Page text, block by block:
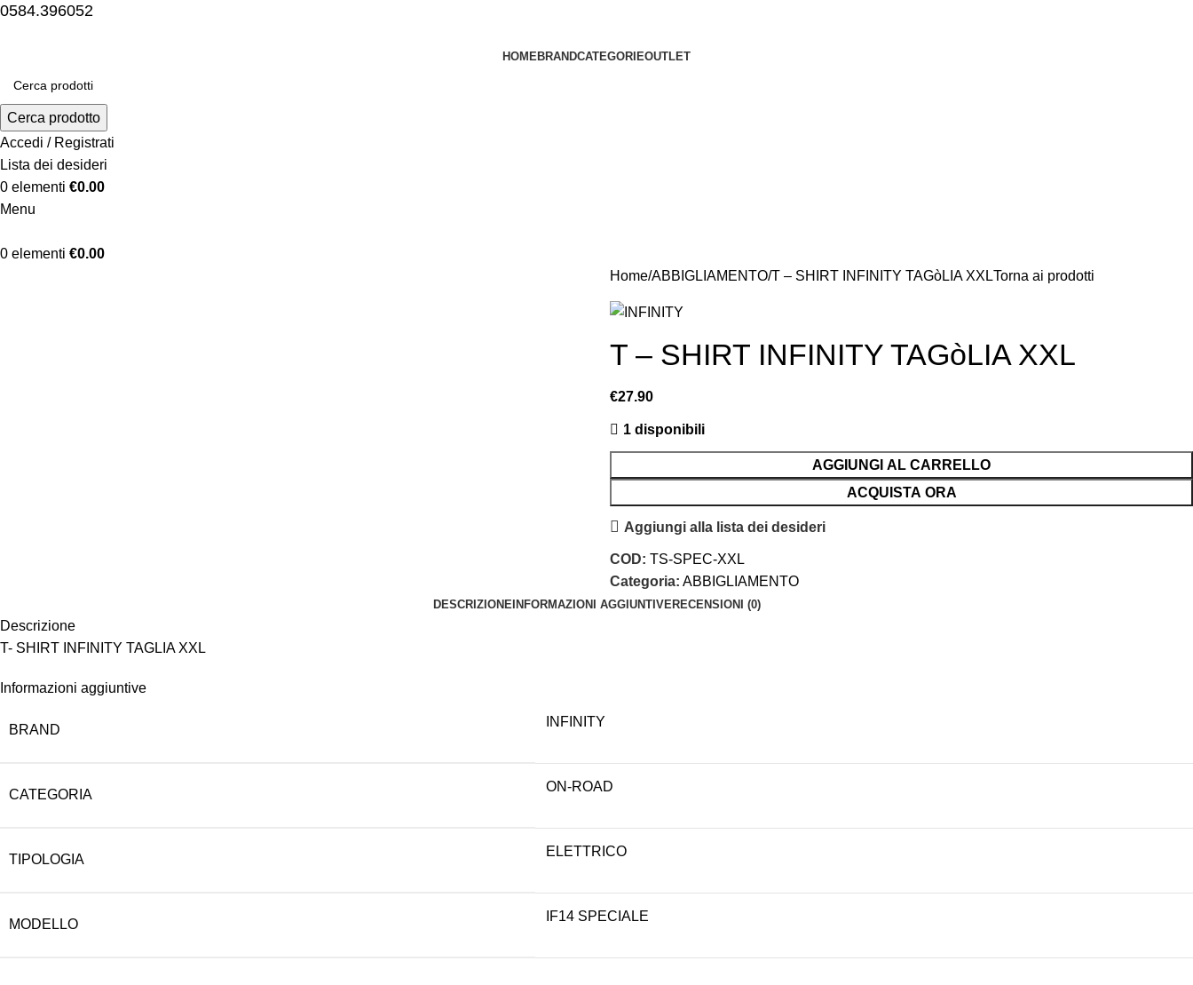
0584.396052
HOMEBRANDCATEGORIEOUTLET
Cerca prodotto
Accedi / Registrati
Lista dei desideri
0 elementi €0.00
Menu
0 elementi €0.00
Home ABBIGLIAMENTO T – SHIRT INFINITY TAGòLIA XXLTorna ai prodotti
T – SHIRT INFINITY TAGòLIA XXL
€27.90
1 disponibili
AGGIUNGI AL CARRELLO
ACQUISTA ORA
Aggiungi alla lista dei desideri
COD: TS-SPEC-XXL
Categoria: ABBIGLIAMENTO
DESCRIZIONEINFORMAZIONI AGGIUNTIVERECENSIONI (0)
Descrizione
T- SHIRT INFINITY TAGLIA XXL
Informazioni aggiuntive
BRAND
INFINITY
CATEGORIA
ON-ROAD
TIPOLOGIA
ELETTRICO
MODELLO
IF14 SPECIALE